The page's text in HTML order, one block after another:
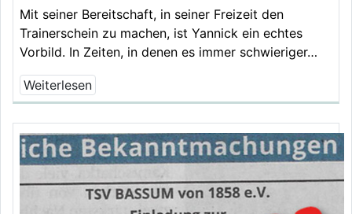
Mit seiner Bereitschaft, in seiner Freizeit den
Trainerschein zu machen, ist Yannick ein echtes
Vorbild. In Zeiten, in denen es immer schwieriger…
Weiterlesen